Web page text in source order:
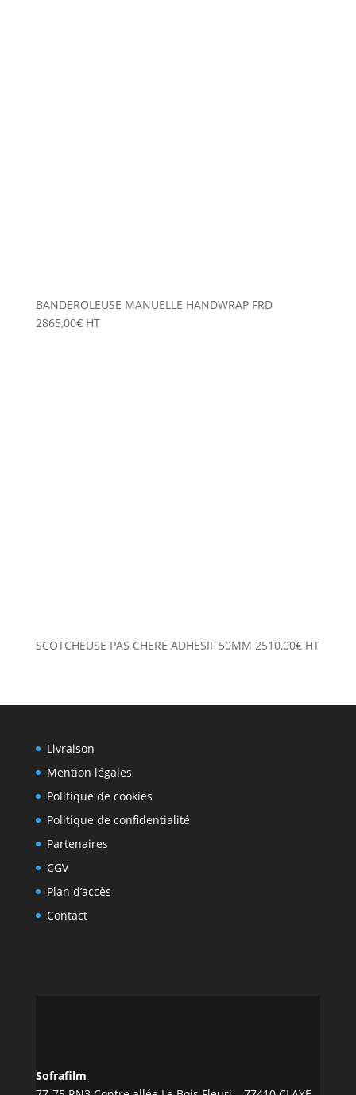
BANDEROLEUSE MANUELLE HANDWRAP FRD
2865,00€ HT
SCOTCHEUSE PAS CHERE ADHESIF 50MM 2510,00€ HT
Livraison
Mention légales
Politique de cookies
Politique de confidentialité
Partenaires
CGV
Plan d’accès
Contact
Sofrafilm